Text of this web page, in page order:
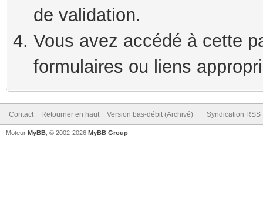
de validation.
Vous avez accédé à cette
formulaires ou liens
Contact Retourner en haut Version bas-débit (Archivé) Syndication RSS
Moteur MyBB , © 2002-2026 MyBB Group